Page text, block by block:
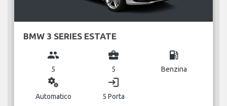
BMW 3 SERIES ESTATE
group
5
business_center
5
local_gas_station
Benzina
miscellaneous_services
Automatico
login
5 Porta